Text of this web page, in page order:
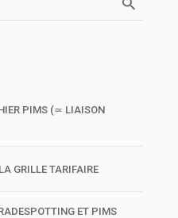
PIMS (≃ LIAISON
GRILLE TARIFAIRE
ET PIMS